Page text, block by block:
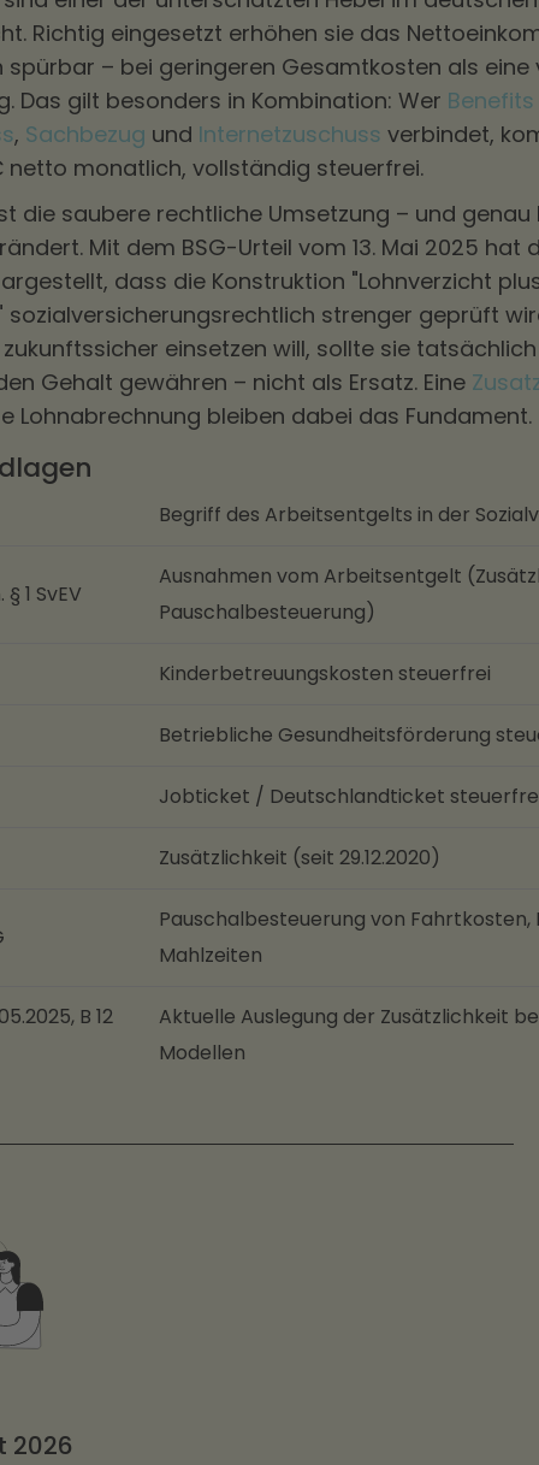
Richtig eingesetzt erhöhen sie das
spürbar – bei geringeren Gesamtkosten als eine
Das gilt besonders in Kombination: Wer Benefits
, Sachbezug und Internetzuschuss verbindet,
monatlich, vollständig steuerfrei.
die saubere rechtliche Umsetzung – und
Mit dem BSG-Urteil vom 13. Mai 2025 hat
dass die Konstruktion "Lohnverzicht
sozialversicherungsrechtlich strenger geprüft
einsetzen will, sollte sie
Gehalt gewähren – nicht als Ersatz. Eine
Lohnabrechnung bleiben dabei das Fundament.
Begriff des Arbeitsentgelts in der
§ 1 SvEV
Ausnahmen vom Arbeitsentgelt
Pauschalbesteuerung)
Kinderbetreuungskosten steuerfrei
Betriebliche Gesundheitsförderung
Jobticket / Deutschlandticket
Zusätzlichkeit (seit 29.12.2020)
Pauschalbesteuerung von
Mahlzeiten
B 12
Aktuelle Auslegung der Zusätzlichkeit
Modellen
2026